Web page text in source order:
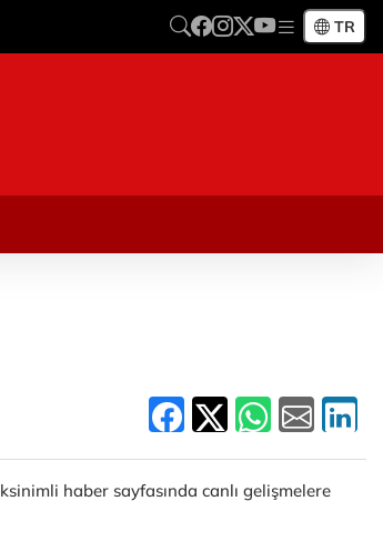
TR
haber sayfasında canlı gelişmelere